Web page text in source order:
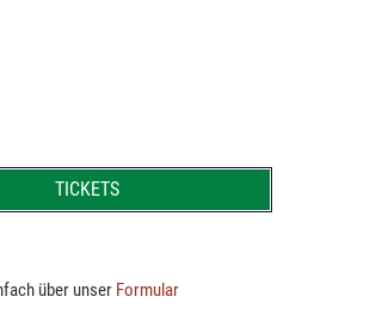
TICKETS
über unser Formular